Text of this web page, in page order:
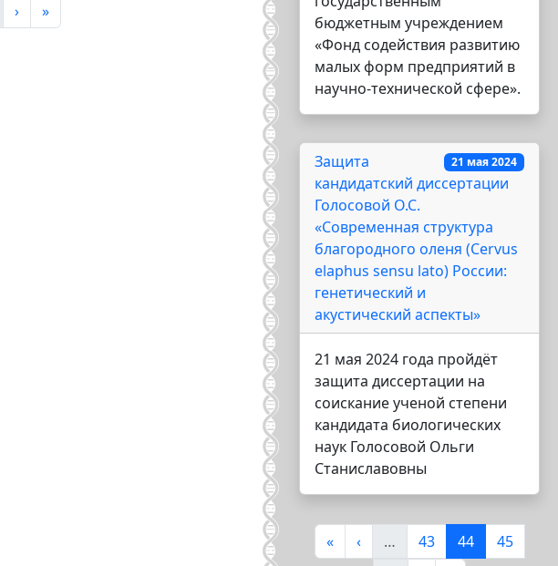
Следующая страница
› Последняя страница
»
бюджетным учреждением
«Фонд содействия развитию
малых форм предприятий в
научно-технической сфере».
21 мая 2024
Защита
кандидатский диссертации
Голосовой О.С.
«Современная структура
благородного оленя (Cervus
elaphus sensu lato) России:
генетический и
акустический аспекты»
21 мая 2024 года пройдёт
защита диссертации на
соискание ученой степени
кандидата биологических
наук Голосовой Ольги
Станиславовны
Нумерация страниц
Первая страница
« Предыдущая страница
‹ … Страница
43 Текущая
44
45